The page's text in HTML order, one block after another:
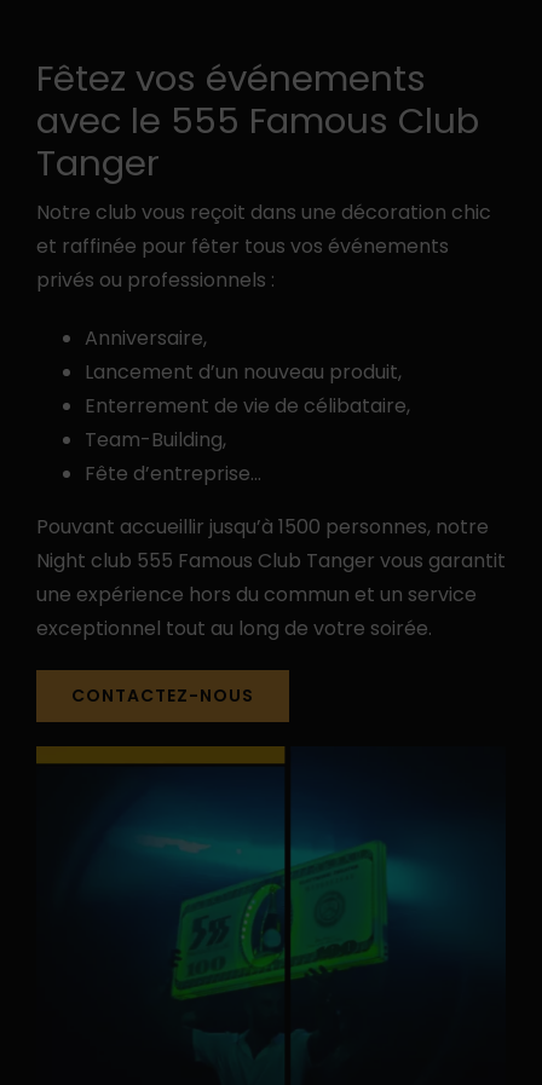
Fêtez vos événements
avec le 555 Famous Club
Tanger
Notre club vous reçoit dans une décoration chic
et raffinée pour fêter tous vos événements
privés ou professionnels :
Anniversaire,
Lancement d’un nouveau produit,
Enterrement de vie de célibataire,
Team-Building,
Fête d’entreprise…
Pouvant accueillir jusqu’à 1500 personnes, notre
Night club 555 Famous Club Tanger vous garantit
une expérience hors du commun et un service
exceptionnel tout au long de votre soirée.
CONTACTEZ-NOUS